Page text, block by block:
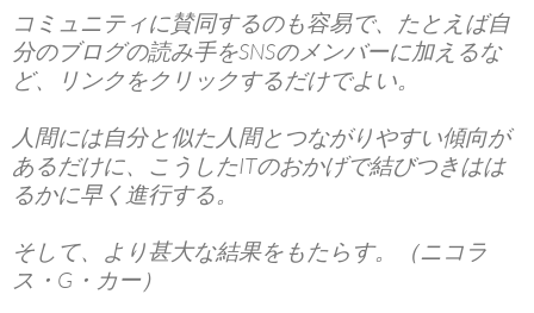
コミュニティに賛同するのも容易で、たとえば自
分のブログの読み手をSNSのメンバーに加えるな
ど、リンクをクリックするだけでよい。
人間には自分と似た人間とつながりやすい傾向が
あるだけに、こうしたITのおかげで結びつきはは
るかに早く進行する。
そして、より甚大な結果をもたらす。（ニコラ
ス・G・カー）